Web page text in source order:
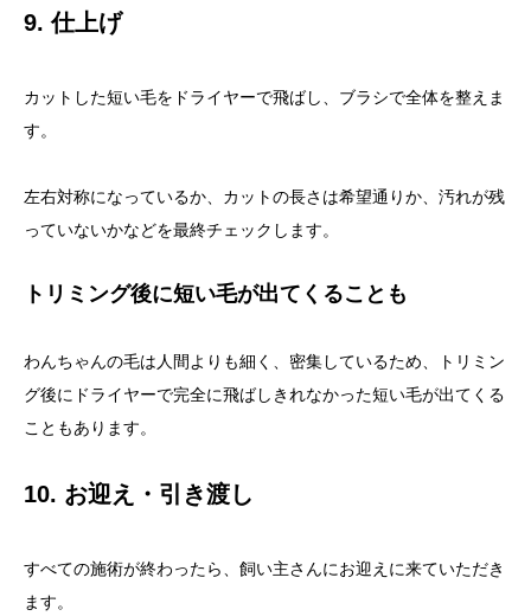
9. 仕上げ
カットした短い毛をドライヤーで飛ばし、ブラシで全体を整えま
す。
左右対称になっているか、カットの長さは希望通りか、汚れが残
っていないかなどを最終チェックします。
トリミング後に短い毛が出てくることも
わんちゃんの毛は人間よりも細く、密集しているため、トリミン
グ後にドライヤーで完全に飛ばしきれなかった短い毛が出てくる
こともあります。
10. お迎え・引き渡し
すべての施術が終わったら、飼い主さんにお迎えに来ていただき
ます。